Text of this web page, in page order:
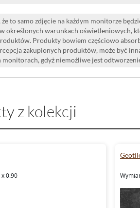
to samo zdjęcie na każdym monitorze
określonych warunkach oświetleniowych,
Produkty bowiem częściowo
zakupionych produktów, może być
monitorach, gdyż niemożliwe jest
z kolekcji
0.90